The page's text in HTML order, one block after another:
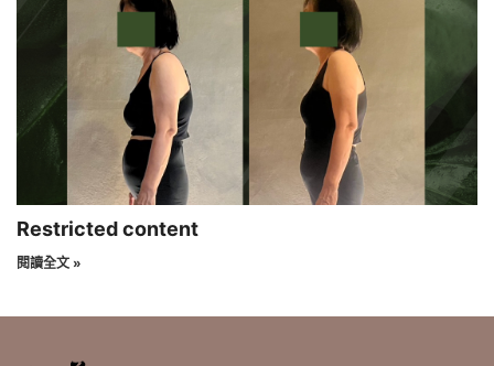
Restricted content
閱讀全文 »